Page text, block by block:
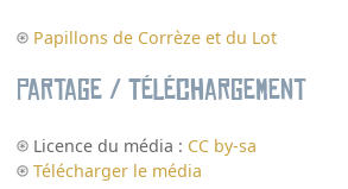
Papillons de Corrèze et du Lot
Partage / Téléchargement
Licence du média : CC by-sa
Télécharger le média